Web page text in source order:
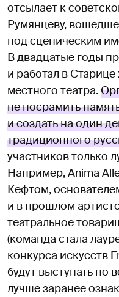
отсылает к
Румянцеву,
под сценическим
В двадцатые годы
и работал в
местного театра.
не посрамить
и создать на один
традиционного
участников только
Например, Anima
Кефтом,
и в прошлом
театральное
(команда стала
конкурса искусств
будут выступать по
лучше заранее